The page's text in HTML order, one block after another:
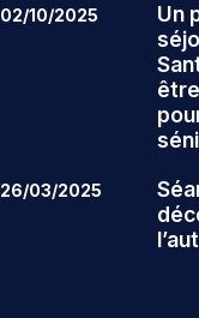
02/10/2025
Un
26/03/2025